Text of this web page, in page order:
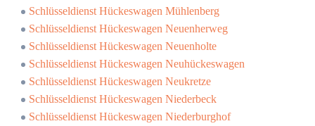
Schlüsseldienst Hückeswagen Mühlenberg
Schlüsseldienst Hückeswagen Neuenherweg
Schlüsseldienst Hückeswagen Neuenholte
Schlüsseldienst Hückeswagen Neuhückeswagen
Schlüsseldienst Hückeswagen Neukretze
Schlüsseldienst Hückeswagen Niederbeck
Schlüsseldienst Hückeswagen Niederburghof